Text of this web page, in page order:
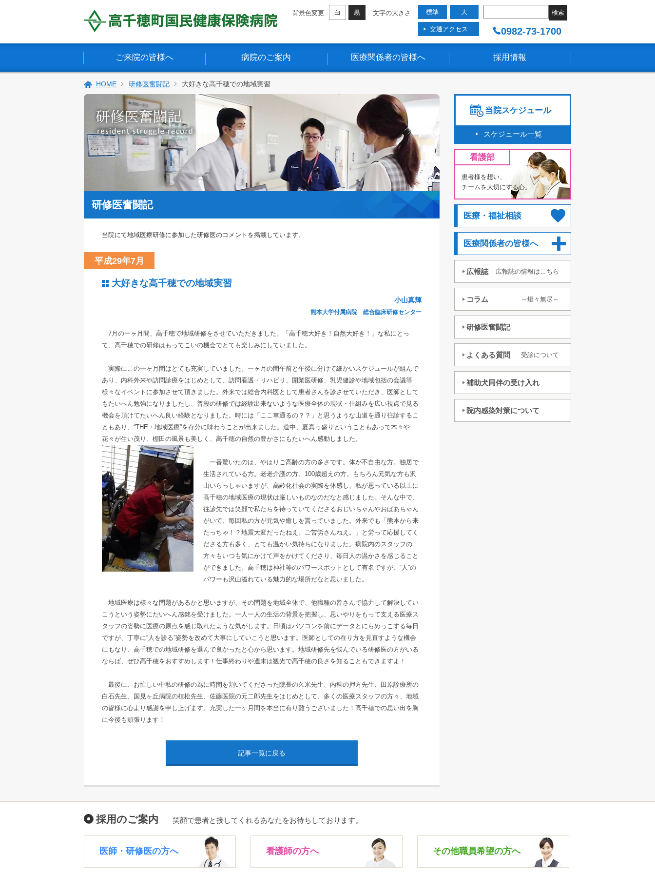
背景色変更 白 黒 文字の大きさ 標準 大
交通アクセス 0982-73-1700
ご来院の皆様へ 病院のご案内 医療関係者の皆様へ 採用情報
HOME 研修医奮闘記 大好きな高千穂での地域実習
研修医奮闘記
当院にて地域医療研修に参加した研修医のコメントを掲載しています。
平成29年7月
大好きな高千穂での地域実習
小山真輝
熊本大学付属病院 総合臨床研修センター
7月の一ヶ月間、高千穂で地域研修をさせていただきました。「高千穂大好き！自然大好き！」な私にとっ
て、高千穂での研修はもってこいの機会でとても楽しみにしていました。
実際にこの一ヶ月間はとても充実していました。一ヶ月の間午前と午後に分けて細かいスケジュールが組んで
あり、内科外来や訪問診療をはじめとして、訪問看護・リハビリ、開業医研修、乳児健診や地域包括の会議等
様々なイベントに参加させて頂きました。外来では総合内科医として患者さんを診させていただき、医師として
もたいへん勉強になりましたし、普段の研修では経験出来ないような医療全体の現状・仕組みを広い視点で見る
機会を頂けてたいへん良い経験となりました。時には「ここ車通るの？？」と思うような山道を通り往診するこ
ともあり、“THE・地域医療”を存分に味わうことが出来ました。道中、夏真っ盛りということもあって木々や
花々が生い茂り、棚田の風景も美しく、高千穂の自然の豊かさにもたいへん感動しました。
一番驚いたのは、やはりご高齢の方の多さです。体が不自由な方。独居で
生活されている方。老老介護の方。100歳超えの方。もちろん元気な方も沢
山いらっしゃいますが、高齢化社会の実際を体感し、私が思っている以上に
高千穂の地域医療の現状は厳しいものなのだなと感じました。そんな中で、
往診先では笑顔で私たちを待っていてくださるおじいちゃんやおばあちゃん
がいて、毎回私の方が元気や癒しを貰っていました。外来でも「熊本から来
たっちゃ！？地震大変だったねえ。ご苦労さんねえ。」と労って応援してく
ださる方も多く、とても温かい気持ちになりました。病院内のスタッフの
方々もいつも気にかけて声をかけてくださり、毎日人の温かさを感じること
ができました。高千穂は神社等のパワースポットとして有名ですが、“人”の
パワーも沢山溢れている魅力的な場所だなと思いました。
地域医療は様々な問題があるかと思いますが、その問題を地域全体で、他職種の皆さんで協力して解決してい
こうという姿勢にたいへん感銘を受けました。一人一人の生活の背景を把握し、思いやりをもって支える医療ス
タッフの姿勢に医療の原点を感じ取れたような気がします。日頃はパソコンを前にデータとにらめっこする毎日
ですが、丁寧に“人を診る”姿勢を改めて大事にしていこうと思います。医師としての在り方を見直すような機会
にもなり、高千穂での地域研修を選んで良かったと心から思います。地域研修先を悩んでいる研修医の方がいる
ならば、ぜひ高千穂をおすすめします！仕事終わりや週末は観光で高千穂の良さを知ることもできますよ！
最後に、お忙しい中私の研修の為に時間を割いてくださった院長の久米先生、内科の押方先生、田原診療所の
白石先生、国見ヶ丘病院の植松先生、佐藤医院の元二郎先生をはじめとして、多くの医療スタッフの方々、地域
の皆様に心より感謝を申し上げます。充実した一ヶ月間を本当に有り難うございました！高千穂での思い出を胸
に今後も頑張ります！
記事一覧に戻る
当院スケジュール
スケジュール一覧
看護部
患者様を想い、
チームを大切にする心。
医療・福祉相談
医療関係者の皆様へ
広報誌 広報誌の情報はこちら
コラム ～燈々無尽～
研修医奮闘記
よくある質問 受診について
補助犬同伴の受け入れ
院内感染対策について
採用のご案内 笑顔で患者と接してくれるあなたをお待ちしております。
医師・研修医の方へ 看護師の方へ その他職員希望の方へ